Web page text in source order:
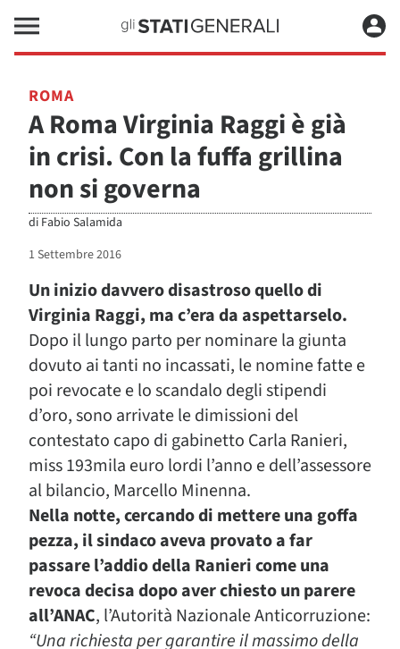
ROMA
A Roma Virginia Raggi è già
in crisi. Con la fuffa grillina
non si governa
di Fabio Salamida
1 Settembre 2016
Un inizio davvero disastroso quello di
Virginia Raggi, ma c’era da aspettarselo.
Dopo il lungo parto per nominare la giunta
dovuto ai tanti no incassati, le nomine fatte e
poi revocate e lo scandalo degli stipendi
d’oro, sono arrivate le dimissioni del
contestato capo di gabinetto Carla Ranieri,
miss 193mila euro lordi l’anno e dell’assessore
al bilancio, Marcello Minenna.
Nella notte, cercando di mettere una goffa
pezza, il sindaco aveva provato a far
passare l’addio della Ranieri come una
revoca decisa dopo aver chiesto un parere
all’ANAC, l’Autorità Nazionale Anticorruzione:
“Una richiesta per garantire il massimo della